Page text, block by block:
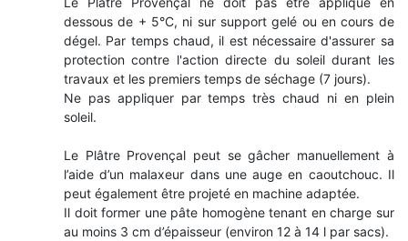
dessous de + 5°C, ni sur support gelé ou en cours de
dégel. Par temps chaud, il est nécessaire d'assurer sa
protection contre l'action directe du soleil durant les
travaux et les premiers temps de séchage (7 jours).
Ne pas appliquer par temps très chaud ni en plein
soleil.
Le Plâtre Provençal peut se gâcher manuellement à
l’aide d’un malaxeur dans une auge en caoutchouc. Il
peut également être projeté en machine adaptée.
Il doit former une pâte homogène tenant en charge sur
au moins 3 cm d’épaisseur (environ 12 à 14 l par sacs).